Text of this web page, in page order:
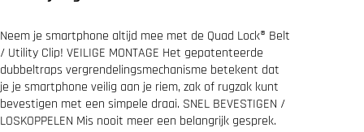
k
p
a
c
k
l
Neem je smartphone altijd mee met de Quad Lock® Belt
/ Utility Clip! VEILIGE MONTAGE Het gepatenteerde
dubbeltraps vergrendelingsmechanisme betekent dat
je je smartphone veilig aan je riem, zak of rugzak kunt
bevestigen met een simpele draai. SNEL BEVESTIGEN /
LOSKOPPELEN Mis nooit meer een belangrijk gesprek.